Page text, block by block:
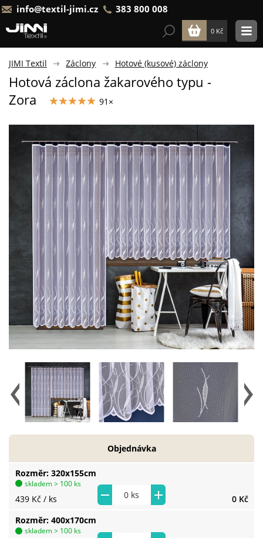
info@textil-jimi.cz 383 800 008
0 Kč
JIMI Textil Záclony Hotové (kusové) záclony
Hotová záclona žakarového typu -
Zora
91×
Rozměr 320x155cm
439 Kč / ks 0 Kč
skladem > 100 ks
Rozměr 400x170cm
skladem > 100 ks
Objednávka